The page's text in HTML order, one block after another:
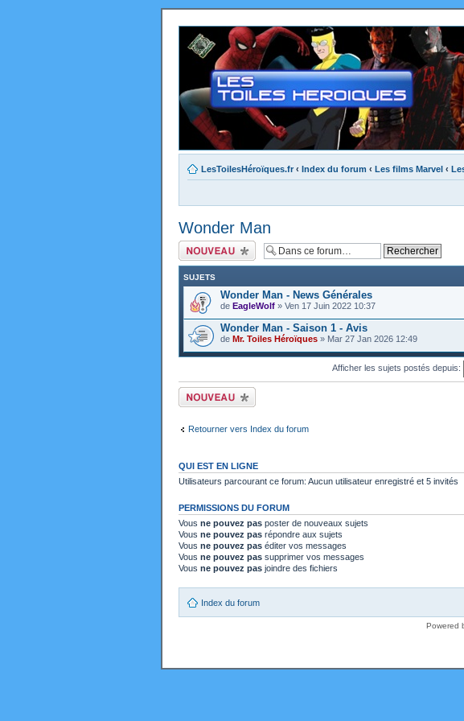
LesToilesHéroïques.fr ‹ Index du forum ‹ Les films Marvel ‹
Wonder Man
Ecrire un nouveau
sujet
SUJETS
Wonder Man - News Générales
de EagleWolf » Ven 17 Juin 2022 10:37
Wonder Man - Saison 1 - Avis
de Mr. Toiles Héroïques » Mar 27 Jan 2026 12:49
Afficher les sujets postés depuis:
Ecrire un nouveau
sujet
Retourner vers Index du forum
QUI EST EN LIGNE
Utilisateurs parcourant ce forum: Aucun utilisateur enregistré et 5 invités
PERMISSIONS DU FORUM
Vous ne pouvez pas poster de nouveaux sujets
Vous ne pouvez pas répondre aux sujets
Vous ne pouvez pas éditer vos messages
Vous ne pouvez pas supprimer vos messages
Vous ne pouvez pas joindre des fichiers
Index du forum
Powered